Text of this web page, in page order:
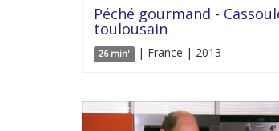
Péché gourmand -
toulousain
26 min' | France | 2013